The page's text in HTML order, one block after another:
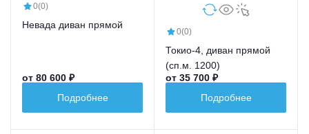
0(0)
Невада диван прямой
от 80 600 ₽
Подробнее
0(0)
Токио-4, диван прямой
(сп.м. 1200)
от 35 700 ₽
Подробнее